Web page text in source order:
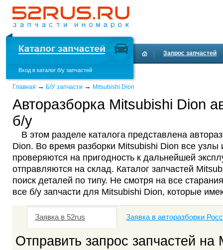
Вход в каталог б/у запчастей
Запрос запчастей
Главная → Б/У запчасти → Mitsubishi Dion
Авторазборка Mitsubishi Dion
б/у
В этом разделе каталога представлена
Dion. Во время разборки Mitsubishi Dion все узлы
проверяются на пригодность к дальнейшей
отправляются на склад. Каталог запчастей
поиск деталей по типу. Не смотря на все
все б/у запчасти для Mitsubishi Dion, которые
Заявка в 52rus Заявка в авторазборки
Отправить запрос запчастей на